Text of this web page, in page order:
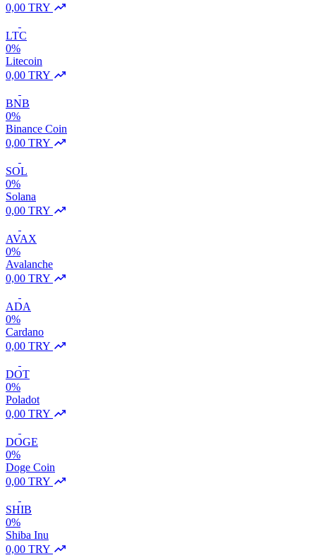
0,00 TRY
LTC
0%
Litecoin
0,00 TRY
BNB
0%
Binance Coin
0,00 TRY
SOL
0%
Solana
0,00 TRY
AVAX
0%
Avalanche
0,00 TRY
ADA
0%
Cardano
0,00 TRY
DOT
0%
Poladot
0,00 TRY
DOGE
0%
Doge Coin
0,00 TRY
SHIB
0%
Shiba Inu
0,00 TRY